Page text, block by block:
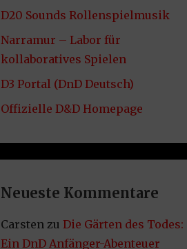
D20 Sounds Rollenspielmusik
Narramur – Labor für
kollaboratives Spielen
D3 Portal (DnD Deutsch)
Offizielle D&D Homepage
Neueste Kommentare
Carstenzu Die Gärten des Todes:
Ein DnD Anfänger-Abenteuer